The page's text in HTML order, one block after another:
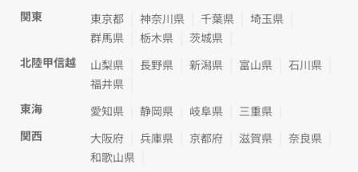
関東
東京都 神奈川県 千葉県
埼玉県
群馬県
栃木県
茨城県
北陸甲信越
山梨県 長野県 新潟県 富山県
石川県
福井県
東海
愛知県 静岡県 岐阜県
三重県
関西
大阪府 兵庫県 京都府 滋賀県
奈良県
和歌山県